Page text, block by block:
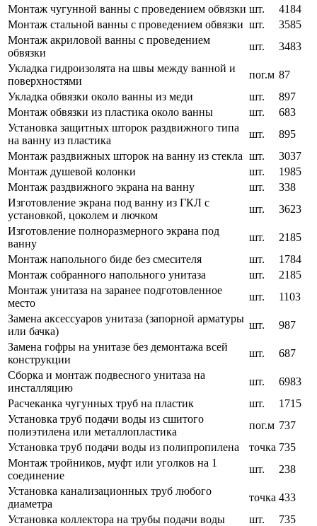
Монтаж чугунной ванны с проведением обвязки шт.
4184
Монтаж стальной ванны с проведением обвязки шт.
3585
Монтаж акриловой ванны с проведением
обвязки
шт.
3483
Укладка гидроизолята на швы между ванной и
поверхностями
пог.м 87
Укладка обвязки около ванны из меди
шт.
897
Монтаж обвязки из пластика около ванны
шт.
683
Установка защитных шторок раздвижного типа
на ванну из пластика
шт.
895
Монтаж раздвижных шторок на ванну из стекла шт.
3037
Монтаж душевой колонки
шт.
1985
Монтаж раздвижного экрана на ванну
шт.
338
Изготовление экрана под ванну из ГКЛ с
установкой, цоколем и лючком
шт.
3623
Изготовление полноразмерного экрана под
ванну
шт.
2185
Монтаж напольного биде без смесителя
шт.
1784
Монтаж собранного напольного унитаза
шт.
2185
Монтаж унитаза на заранее подготовленное
место
шт.
1103
Замена аксессуаров унитаза (запорной арматуры
или бачка)
шт.
987
Замена гофры на унитазе без демонтажа всей
конструкции
шт.
687
Сборка и монтаж подвесного унитаза на
инсталляцию
шт.
6983
Расчеканка чугунных труб на пластик
шт.
1715
Установка труб подачи воды из сшитого
полиэтилена или металлопластика
пог.м 737
Установка труб подачи воды из полипропилена
точка 735
Монтаж тройников, муфт или уголков на 1
соединение
шт.
238
Установка канализационных труб любого
диаметра
точка 433
Установка коллектора на трубы подачи воды
шт.
735